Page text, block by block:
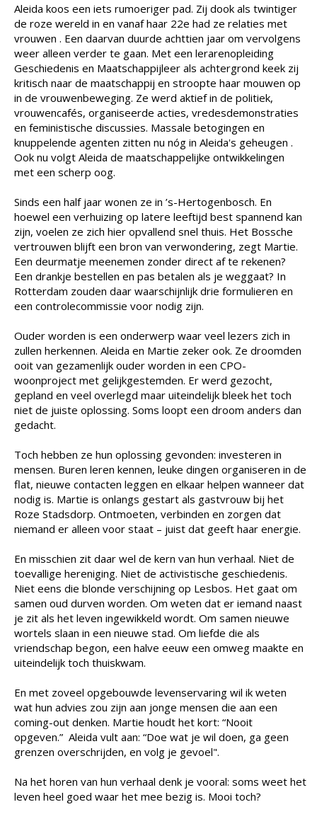
Aleida koos een iets rumoeriger pad. Zij dook als twintiger
de roze wereld in en vanaf haar 22e had ze relaties met
vrouwen . Een daarvan duurde achttien jaar om vervolgens
weer alleen verder te gaan. Met een lerarenopleiding
Geschiedenis en Maatschappijleer als achtergrond keek zij
kritisch naar de maatschappij en stroopte haar mouwen op
in de vrouwenbeweging. Ze werd aktief in de politiek,
vrouwencafés, organiseerde acties, vredesdemonstraties
en feministische discussies. Massale betogingen en
knuppelende agenten zitten nu nóg in Aleida's geheugen .
Ook nu volgt Aleida de maatschappelijke ontwikkelingen
met een scherp oog.
Sinds een half jaar wonen ze in ’s-Hertogenbosch. En
hoewel een verhuizing op latere leeftijd best spannend kan
zijn, voelen ze zich hier opvallend snel thuis. Het Bossche
vertrouwen blijft een bron van verwondering, zegt Martie.
Een deurmatje meenemen zonder direct af te rekenen?
Een drankje bestellen en pas betalen als je weggaat? In
Rotterdam zouden daar waarschijnlijk drie formulieren en
een controlecommissie voor nodig zijn.
Ouder worden is een onderwerp waar veel lezers zich in
zullen herkennen. Aleida en Martie zeker ook. Ze droomden
ooit van gezamenlijk ouder worden in een CPO-
woonproject met gelijkgestemden. Er werd gezocht,
gepland en veel overlegd maar uiteindelijk bleek het toch
niet de juiste oplossing. Soms loopt een droom anders dan
gedacht.
Toch hebben ze hun oplossing gevonden: investeren in
mensen. Buren leren kennen, leuke dingen organiseren in de
flat, nieuwe contacten leggen en elkaar helpen wanneer dat
nodig is. Martie is onlangs gestart als gastvrouw bij het
Roze Stadsdorp. Ontmoeten, verbinden en zorgen dat
niemand er alleen voor staat – juist dat geeft haar energie.
En misschien zit daar wel de kern van hun verhaal. Niet de
toevallige hereniging. Niet de activistische geschiedenis.
Niet eens die blonde verschijning op Lesbos. Het gaat om
samen oud durven worden. Om weten dat er iemand naast
je zit als het leven ingewikkeld wordt. Om samen nieuwe
wortels slaan in een nieuwe stad. Om liefde die als
vriendschap begon, een halve eeuw een omweg maakte en
uiteindelijk toch thuiskwam.
En met zoveel opgebouwde levenservaring wil ik weten
wat hun advies zou zijn aan jonge mensen die aan een
coming-out denken. Martie houdt het kort: “Nooit
opgeven.” Aleida vult aan: “Doe wat je wil doen, ga geen
grenzen overschrijden, en volg je gevoel".
Na het horen van hun verhaal denk je vooral: soms weet het
leven heel goed waar het mee bezig is. Mooi toch?